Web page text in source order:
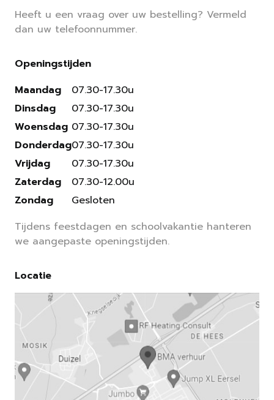
Heeft u een vraag over uw bestelling? Vermeld
dan uw telefoonnummer.
Openingstijden
Maandag
Dinsdag
Woensdag
Donderdag
Vrijdag
Zaterdag
Zondag
07.30-17.30u
07.30-17.30u
07.30-17.30u
07.30-17.30u
07.30-17.30u
07.30-12.00u
Gesloten
Tijdens feestdagen en schoolvakantie hanteren
we aangepaste openingstijden.
Locatie